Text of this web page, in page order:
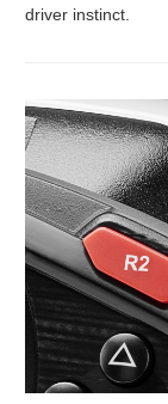
driver instinct.